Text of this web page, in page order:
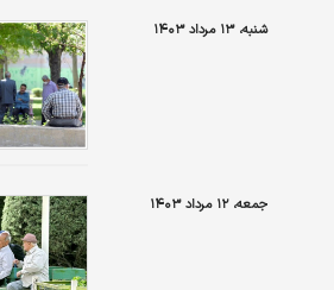
شنبه، ۱۳ مرداد ۱۴۰۳
جمعه، ۱۲ مرداد ۱۴۰۳